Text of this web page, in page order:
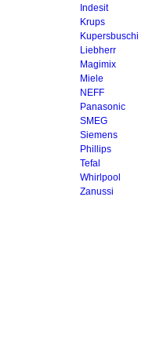
Indesit
Krups
Kupersbuschi
Liebherr
Magimix
Miele
NEFF
Panasonic
SMEG
Siemens
Phillips
Tefal
Whirlpool
Zanussi